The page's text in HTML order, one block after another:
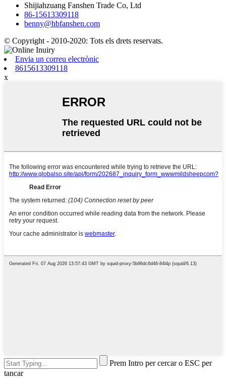
Shijiahzuang Fanshen Trade Co, Ltd
86-15613309118
benny@hbfanshen.com
© Copyright - 2010-2020: Tots els drets reservats.
Envia un correu electrònic
8615613309118
x
Prem Intro per cercar o ESC per
tancar